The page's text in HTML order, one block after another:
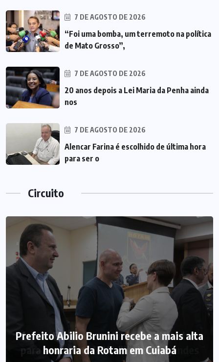
7 DE AGOSTO DE 2026
“Foi uma bomba, um terremoto na política
de Mato Grosso”,
7 DE AGOSTO DE 2026
20 anos depois a Lei Maria da Penha ainda
nos
7 DE AGOSTO DE 2026
Alencar Farina é escolhido de última hora
para ser o
Circuito
Prefeito Abilio Brunini recebe a mais alta
honraria da Rotam em Cuiabá